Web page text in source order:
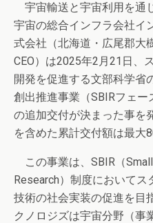
宇宙輸送と宇宙利用を通
宇宙の総合インフラ会社イ
式会社（北海道・広尾郡⼤
CEO）は2025年2月21日、
開発を促進する文部科学省
創出推進事業（SBIRフェ
の追加交付が決まった事を
を含めた累計交付額は最大
この事業は、SBIR（
Research）制度において
技術の社会実装の促進を目
クノロジズは宇宙分野（事